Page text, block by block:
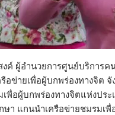
ค์ ผู้อำนวยการศูนย์บริการค
ข่ายเพื่อผู้บกพร่องทางจิต
พื่อผู้บกพร่องทางจิตแห่งปร
า แกนนำเครือข่ายชมรมเพื่